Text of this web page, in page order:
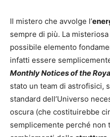
Il mistero che avvolge l’
sempre di più. La
possibile elemento
infatti essere
Monthly Notices of the
stato un team di astrofisici,
standard dell’Universo
oscura (che costituirebbe
semplicemente perché non